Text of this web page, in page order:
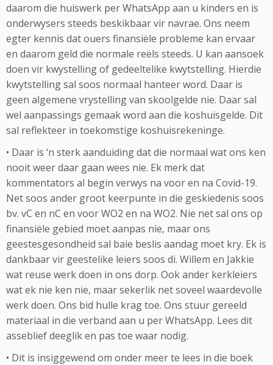
daarom die huiswerk per WhatsApp aan u kinders en is
onderwysers steeds beskikbaar vir navrae. Ons neem
egter kennis dat ouers finansiële probleme kan ervaar
en daarom geld die normale reëls steeds. U kan aansoek
doen vir kwystelling of gedeeltelike kwytstelling. Hierdie
kwytstelling sal soos normaal hanteer word. Daar is
geen algemene vrystelling van skoolgelde nie. Daar sal
wel aanpassings gemaak word aan die koshuisgelde. Dit
sal reflekteer in toekomstige koshuisrekeninge.
• Daar is ‘n sterk aanduiding dat die normaal wat ons ken
nooit weer daar gaan wees nie. Ek merk dat
kommentators al begin verwys na voor en na Covid-19.
Net soos ander groot keerpunte in die geskiedenis soos
bv. vC en nC en voor WO2 en na WO2. Nie net sal ons op
finansiële gebied moet aanpas nie, maar ons
geestesgesondheid sal baie beslis aandag moet kry. Ek is
dankbaar vir geestelike leiers soos di. Willem en Jakkie
wat reuse werk doen in ons dorp. Ook ander kerkleiers
wat ek nie ken nie, maar sekerlik net soveel waardevolle
werk doen. Ons bid hulle krag toe. Ons stuur gereeld
materiaal in die verband aan u per WhatsApp. Lees dit
asseblief deeglik en pas toe waar nodig.
• Dit is insiggewend om onder meer te lees in die boek